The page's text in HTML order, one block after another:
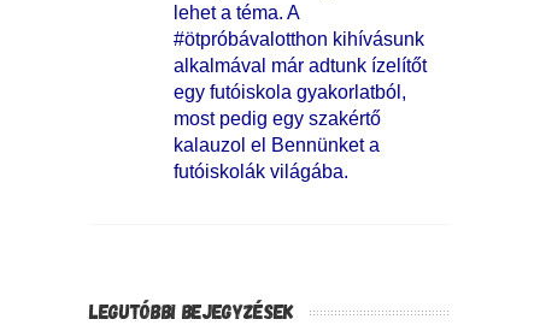
lehet a téma. A
#ötpróbávalotthon kihívásunk
alkalmával már adtunk ízelítőt
egy futóiskola gyakorlatból,
most pedig egy szakértő
kalauzol el Bennünket a
futóiskolák világába.
LEGUTÓBBI BEJEGYZÉSEK